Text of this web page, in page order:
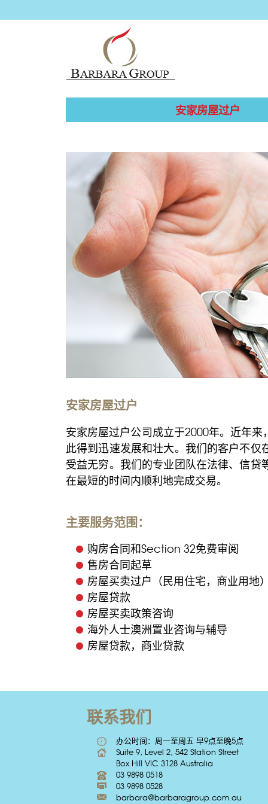
安家房屋过户
安家房屋过户
安家房屋过户公司成立于2000年。近年
此得到迅速发展和壮大。我们的客户不
受益无穷。我们的专业团队在法律、信
在最短的时间内顺利地完成交易。
主要服务范围：
购房合同和Section 32免费审阅
售房合同起草
房屋买卖过户（民用住宅，商业用地
房屋贷款
房屋买卖政策咨询
海外人士澳洲置业咨询与辅导
房屋贷款，商业贷款
联系我们
办公时间：周一至周五 早9点至晚5点
Suite 9, Level 2, 542 Station Street
Box Hill VIC 3128 Australia
03 9898 0518
03 9898 0528
barbara@barbaragroup.com.au